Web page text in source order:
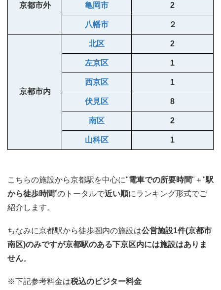
京都市外 亀岡市 2
八幡市 ２
京都市内
北区 2
左京区 1
西京区 1
伏見区 8
南区 2
山科区 1
こちらの施設から京都駅を中心に"電車での所要時間"＋"駅
から徒歩時間”のトータルで近い順にランキング形式でご
紹介します。
ちなみに京都駅から徒歩圏内の施設は公営施設1件(京都市
南区)のみですが京都駅のある下京区内には施設はありま
せん。
※下記参考料金は税込のビジター料金